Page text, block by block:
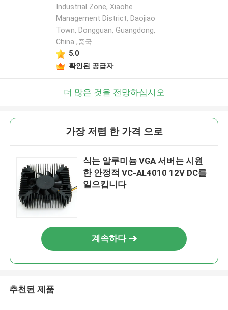
Industrial Zone, Xiaohe
Management District, Daojiao
Town, Dongguan, Guangdong,
China ,중국
5.0
확인된 공급자
더 많은 것을 전망하십시오
가장 저렴 한 가격 으로
식는 알루미늄 VGA 서버는 시원
한 안정적 VC-AL4010 12V DC를
일으킵니다
계속하다
추천된 제품